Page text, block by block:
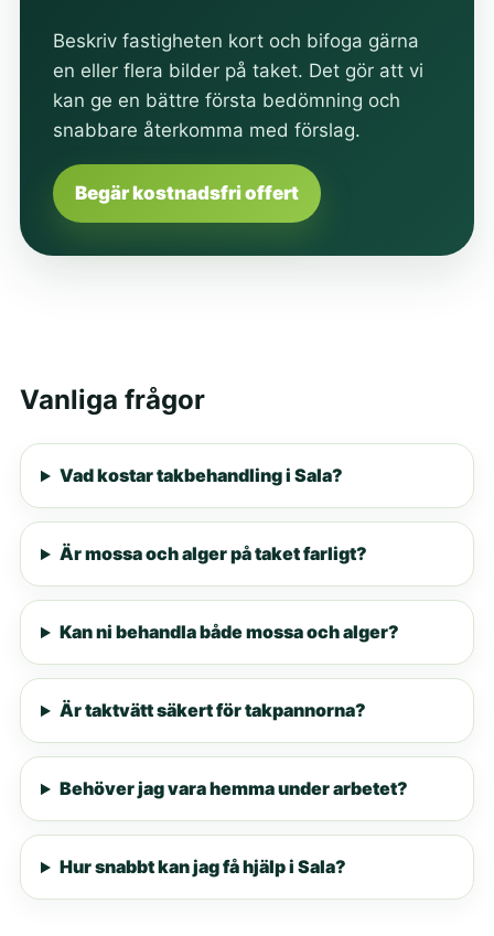
Beskriv fastigheten kort och bifoga gärna
en eller flera bilder på taket. Det gör att vi
kan ge en bättre första bedömning och
snabbare återkomma med förslag.
Begär kostnadsfri offert
Vanliga frågor
Vad kostar takbehandling i Sala?
Är mossa och alger på taket farligt?
Kan ni behandla både mossa och alger?
Är taktvätt säkert för takpannorna?
Behöver jag vara hemma under arbetet?
Hur snabbt kan jag få hjälp i Sala?